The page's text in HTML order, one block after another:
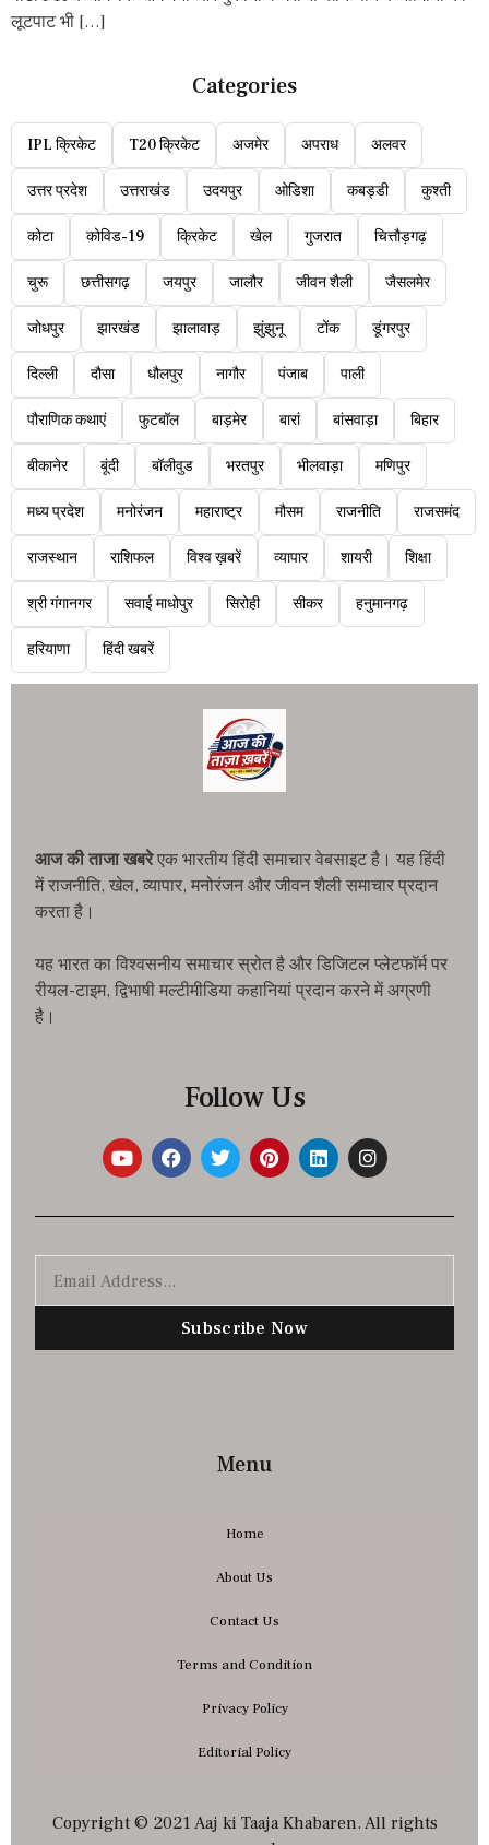
लूटपाट भी […]
Categories
IPL क्रिकेट T20 क्रिकेट अजमेर अपराध अलवर
उत्तर प्रदेश उत्तराखंड उदयपुर ओडिशा कबड्डी कुश्ती
कोटा कोविड-19 क्रिकेट खेल गुजरात चित्तौड़गढ़
चुरू छत्तीसगढ़ जयपुर जालौर जीवन शैली जैसलमेर
जोधपुर झारखंड झालावाड़ झुंझुनू टोंक डूंगरपुर
दिल्ली दौसा धौलपुर नागौर पंजाब पाली
पौराणिक कथाएं फुटबॉल बाड़मेर बारां बांसवाड़ा बिहार
बीकानेर बूंदी बॉलीवुड भरतपुर भीलवाड़ा मणिपुर
मध्य प्रदेश मनोरंजन महाराष्ट्र मौसम राजनीति राजसमंद
राजस्थान राशिफल विश्व ख़बरें व्यापार शायरी शिक्षा
श्री गंगानगर सवाई माधोपुर सिरोही सीकर हनुमानगढ़
हरियाणा हिंदी खबरें
आज की ताजा खबरेएक भारतीय हिंदी समाचार वेबसाइट है। यह हिंदी
में राजनीति, खेल, व्यापार, मनोरंजन और जीवन शैली समाचार प्रदान
करता है।
यह भारत का विश्वसनीय समाचार स्रोत है और डिजिटल प्लेटफॉर्म पर
रीयल-टाइम, द्विभाषी मल्टीमीडिया कहानियां प्रदान करने में अग्रणी
है।
Follow Us
Subscribe Now
Menu
Home
About Us
Contact Us
Terms and Condition
Privacy Policy
Editorial Policy
Copyright © 2021 Aaj ki Taaja Khabaren. All rights